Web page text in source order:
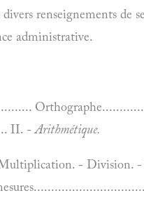
renseignements de
administrative.
II. -Arithmétique.
- Division. -